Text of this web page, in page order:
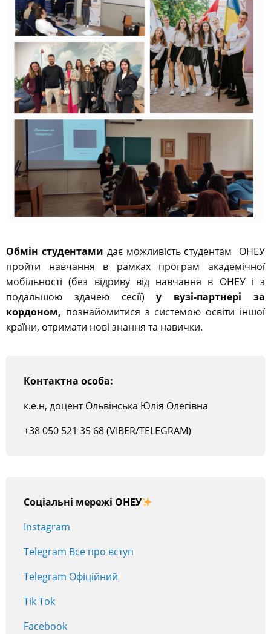
Обмін студентами дає можливість студентам ОНЕУ
пройти навчання в рамках програм академічної
мобільності (без відриву від навчання в ОНЕУ і з
подальшою здачею сесії)у вузі-партнері за
кордоном, познайомитися з системою освіти іншої
країни, отримати нові знання та навички.
Контактна особа:
к.е.н, доцент Ольвінська Юлія Олегівна
+38 050 521 35 68 (VIBER/TELEGRAM)
Соціальні мережі ОНЕУ
Instagram
Telegram Все про вступ
Telegram Офіційний
Tik Tok
Facebook